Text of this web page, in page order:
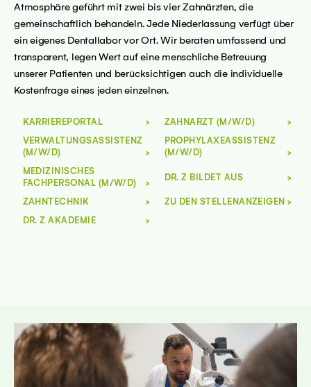
Atmosphäre geführt mit zwei bis vier Zahnärzten, die
gemeinschaftlich behandeln. Jede Niederlassung verfügt über
ein eigenes Dentallabor vor Ort. Wir beraten umfassend und
transparent, legen Wert auf eine menschliche Betreuung
unserer Patienten und berücksichtigen auch die individuelle
Kostenfrage eines jeden einzelnen.
KARRIEREPORTAL
ZAHNARZT (M/W/D)
VERWALTUNGSASSISTENZ
(M/W/D)
PROPHYLAXEASSISTENZ
(M/W/D)
MEDIZINISCHES
FACHPERSONAL (M/W/D)
DR. Z BILDET AUS
ZAHNTECHNIK
ZU DEN STELLENANZEIGEN
DR. Z AKADEMIE